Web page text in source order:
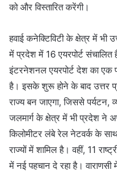
को और विस्तारित करेंगी।
हवाई कनेक्टिविटी के क्षेत्र में भी
में प्रदेश में 16 एयरपोर्ट संचालित
इंटरनेशनल एयरपोर्ट देश का एक
है। इसके शुरू होने के बाद उत्तर
राज्य बन जाएगा, जिससे पर्यटन,
जलमार्ग के क्षेत्र में भी प्रदेश ने
किलोमीटर लंबे रेल नेटवर्क के
राज्यों में शामिल है। वहीं, 11
में नई पहचान दे रहा है।